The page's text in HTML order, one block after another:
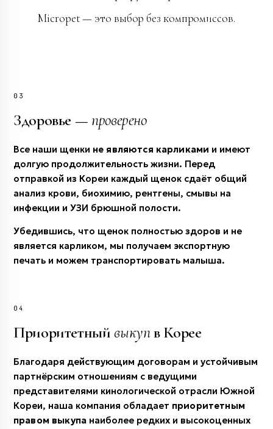
Micropet — это выбор без компромиссов.
03
Здоровье —проверено
Все наши щенки не являются карликами и имеют
долгую продолжительность жизни. Перед
отправкой из Кореи каждый щенок сдаёт общий
анализ крови, биохимию, рентгены, смывы на
инфекции и УЗИ брюшной полости.
Убедившись, что щенок полностью здоров и не
является карликом, мы получаем экспортную
печать и можем транспортировать малыша.
04
Приоритетныйвыкупв Корее
Благодаря действующим договорам и устойчивым
партнёрским отношениям с ведущими
представителями кинологической отрасли Южной
Кореи, наша компания обладает приоритетным
правом выкупанаиболее редких и высокоценных